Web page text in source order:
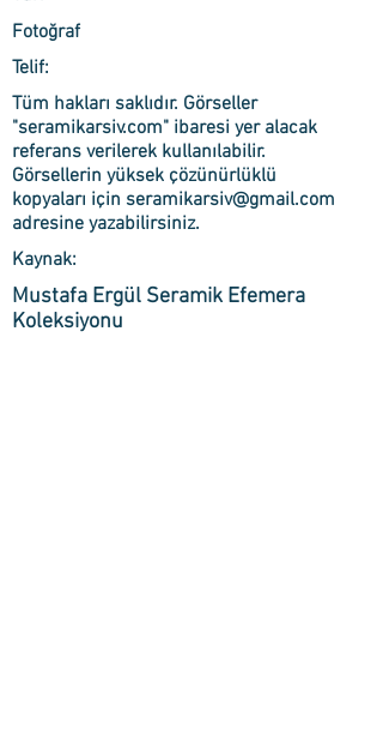
Fotoğraf
Telif:
Tüm hakları saklıdır. Görseller
"seramikarsiv.com" ibaresi yer alacak
referans verilerek kullanılabilir.
Görsellerin yüksek çözünürlüklü
kopyaları için seramikarsiv@gmail.com
adresine yazabilirsiniz.
Kaynak:
Mustafa Ergül Seramik Efemera
Koleksiyonu